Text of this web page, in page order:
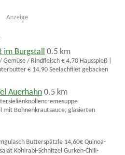
Anzeige
Burgstall 0.5 km
/ Rindfleisch € 4,70 Hausspieß |
€ 14,90 Seelachfilet gebacken
Auerhahn 0.5 km
mit Bohnenkrautsauce, glasierten
Butterspätzle 14,60€ Quinoa-
Kohlrabi-Schnitzel Gurken-Chili-